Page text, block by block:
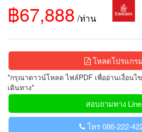
฿67,888 /ท่าน
โหลดโปรแกรม
*กรุณาดาวน์โหลด ไฟล์PDF เพื่ออ่านเงื่อนไ
เดินทาง*
สอบถามทาง Line
โทร 086-222-